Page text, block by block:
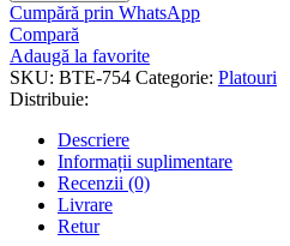
Cumpără prin WhatsApp
Compară
Adaugă la favorite
SKU: BTE-754 Categorie: Platouri
Distribuie:
Descriere
Informații suplimentare
Recenzii (0)
Livrare
Retur